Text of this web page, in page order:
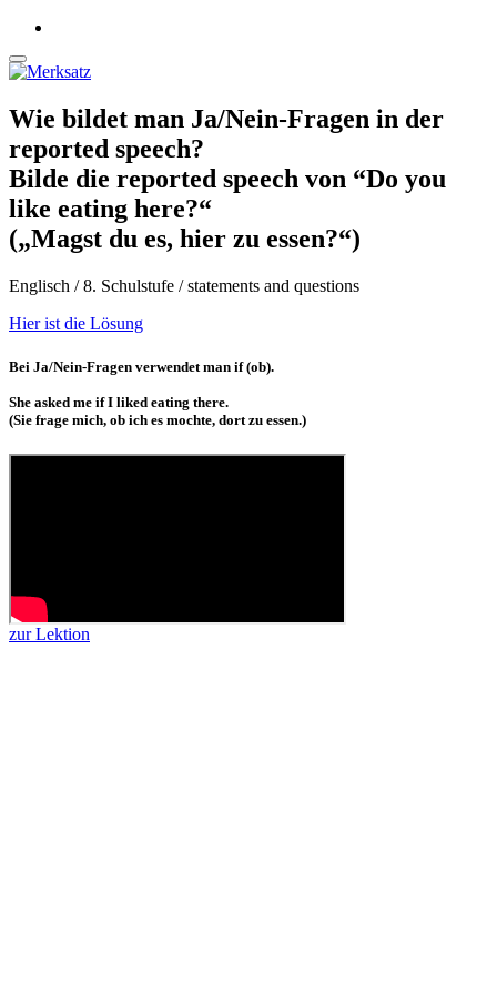
Wie bildet man Ja/Nein-Fragen in der
reported speech?
Bilde die reported speech von “Do you
like eating here?“
(„Magst du es, hier zu essen?“)
Englisch / 8. Schulstufe / statements and questions
Hier ist die Lösung
Bei Ja/Nein-Fragen verwendet man if (ob).
She asked me if I liked eating there.
(Sie frage mich, ob ich es mochte, dort zu essen.)
zur Lektion